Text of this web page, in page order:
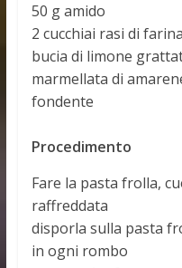
50 g amido
2 cucchiai rasi di farina
bucia di limone
marmellata di
fondente
Procedimento
Fare la pasta frolla,
raffreddata
disporla sulla pasta
in ogni rombo